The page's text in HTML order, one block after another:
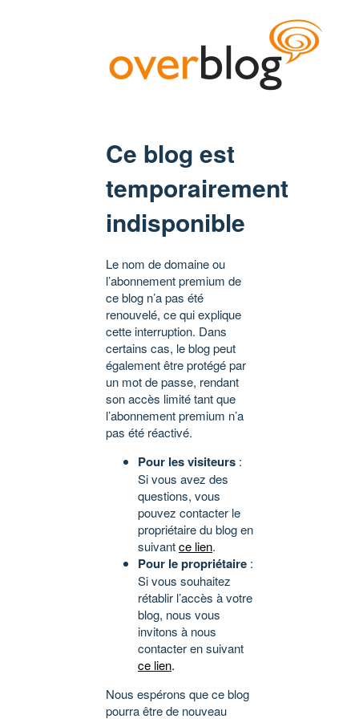
Ce blog est
temporairement
indisponible
Le nom de domaine ou
l’abonnement premium de
ce blog n’a pas été
renouvelé, ce qui explique
cette interruption. Dans
certains cas, le blog peut
également être protégé par
un mot de passe, rendant
son accès limité tant que
l’abonnement premium n’a
pas été réactivé.
Pour les visiteurs :
Si vous avez des
questions, vous
pouvez contacter le
propriétaire du blog en
suivantce lien.
Pour le propriétaire :
Si vous souhaitez
rétablir l’accès à votre
blog, nous vous
invitons à nous
contacter en suivant
ce lien.
Nous espérons que ce blog
pourra être de nouveau